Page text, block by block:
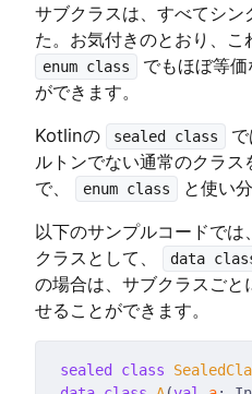
サブクラスは、すべてシン
た。お気付きのとおり、
enum class
でもほぼ等
ができます。
Kotlinの
sealed class
ルトンでない通常のクラ
で、
enum class
と使い
以下のサンプルコードでは
クラスとして、
data
の場合は、サブクラスごと
せることができます。
sealed class